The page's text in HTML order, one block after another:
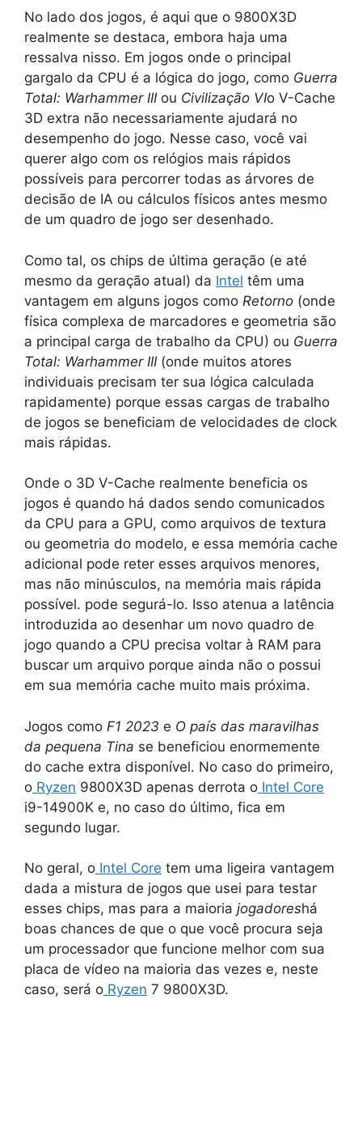
No lado dos jogos, é aqui que o 9800X3D
realmente se destaca, embora haja uma
ressalva nisso. Em jogos onde o principal
gargalo da CPU é a lógica do jogo, como Guerra
Total: Warhammer IIIou Civilização VIo V-Cache
3D extra não necessariamente ajudará no
desempenho do jogo. Nesse caso, você vai
querer algo com os relógios mais rápidos
possíveis para percorrer todas as árvores de
decisão de IA ou cálculos físicos antes mesmo
de um quadro de jogo ser desenhado.
Como tal, os chips de última geração (e até
mesmo da geração atual) da Intel têm uma
vantagem em alguns jogos como Retorno (onde
física complexa de marcadores e geometria são
a principal carga de trabalho da CPU) ou Guerra
Total: Warhammer III(onde muitos atores
individuais precisam ter sua lógica calculada
rapidamente) porque essas cargas de trabalho
de jogos se beneficiam de velocidades de clock
mais rápidas.
Onde o 3D V-Cache realmente beneficia os
jogos é quando há dados sendo comunicados
da CPU para a GPU, como arquivos de textura
ou geometria do modelo, e essa memória cache
adicional pode reter esses arquivos menores,
mas não minúsculos, na memória mais rápida
possível. pode segurá-lo. Isso atenua a latência
introduzida ao desenhar um novo quadro de
jogo quando a CPU precisa voltar à RAM para
buscar um arquivo porque ainda não o possui
em sua memória cache muito mais próxima.
Jogos como F1 2023 e O país das maravilhas
da pequena Tina se beneficiou enormemente
do cache extra disponível. No caso do primeiro,
o Ryzen 9800X3D apenas derrota o Intel Core
i9-14900K e, no caso do último, fica em
segundo lugar.
No geral, o Intel Core tem uma ligeira vantagem
dada a mistura de jogos que usei para testar
esses chips, mas para a maioria jogadoreshá
boas chances de que o que você procura seja
um processador que funcione melhor com sua
placa de vídeo na maioria das vezes e, neste
caso, será o Ryzen 7 9800X3D.